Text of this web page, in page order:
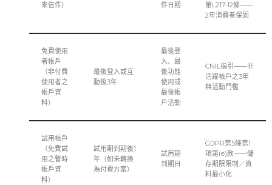
來信件）
件日期
第L217-12條——
2年消費者保固
免費使用
者帳戶
（非付費
使用者之
帳戶資
料）
最後登入或互
動後3年
最後登
入、最
後功能
使用或
最後帳
戶活動
CNIL指引——非
活躍帳戶之3年
無活動門檻
試用帳戶
（免費試
用之暫時
帳戶資
料）
試用期到期後1
年（如未轉換
為付費方案）
試用期
到期日
GDPR第5條第1
項第(e)款——儲
存期限限制／資
料最小化